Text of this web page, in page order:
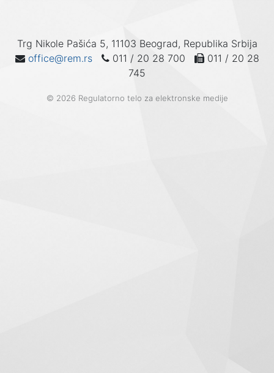
Trg Nikole Pašića 5, 11103 Beograd, Republika Srbija
office@rem.rs
011 / 20 28 700
011 / 20 28
745
© 2026 Regulatorno telo za elektronske medije